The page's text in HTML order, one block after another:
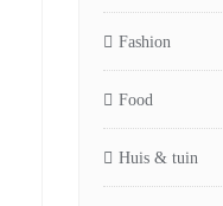
Fashion
Food
Huis & tuin